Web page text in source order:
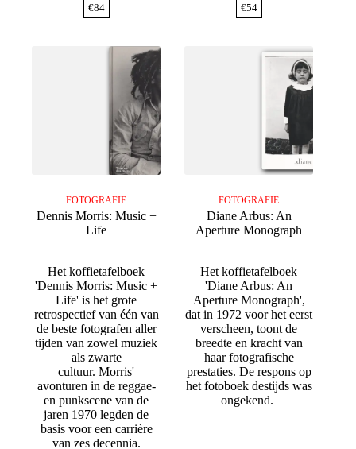
€84 €54
FOTOGRAFIE
Dennis Morris: Music +
Life
Het koffietafelboek
'Dennis Morris: Music +
Life' is het grote
retrospectief van één van
de beste fotografen aller
tijden van zowel muziek
als zwarte
cultuur. Morris'
avonturen in de reggae-
en punkscene van de
jaren 1970 legden de
basis voor een carrière
van zes decennia.
FOTOGRAFIE
Diane Arbus: An
Aperture Monograph
Het koffietafelboek
'Diane Arbus: An
Aperture Monograph',
dat in 1972 voor het eerst
verscheen, toont de
breedte en kracht van
haar fotografische
prestaties. De respons op
het fotoboek destijds was
ongekend.